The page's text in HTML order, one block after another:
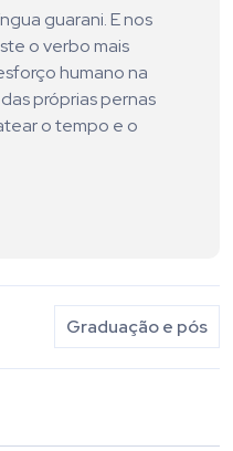
guarani. E nos
o verbo mais
humano na
próprias pernas
o tempo e o
Graduação e pós